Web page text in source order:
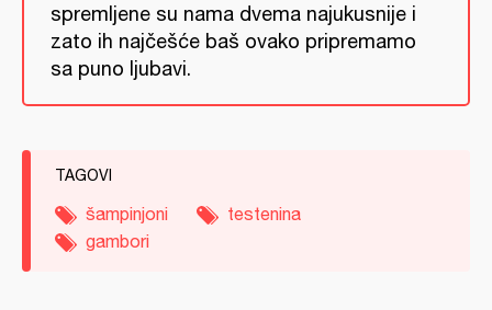
spremljene su nama dvema najukusnije i
zato ih najčešće baš ovako pripremamo
sa puno ljubavi.
TAGOVI
šampinjoni
testenina
gambori